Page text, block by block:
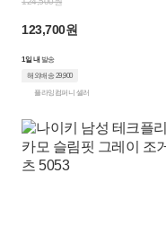
123,700원
1일 내 발송
해외배송 29,900
플라잉컴퍼니 셀러